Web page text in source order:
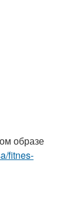
образе
fitnes-